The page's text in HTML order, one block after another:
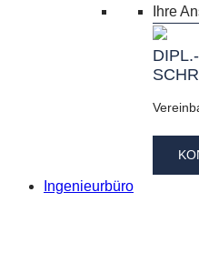
Ihre
Ingenieurbüro